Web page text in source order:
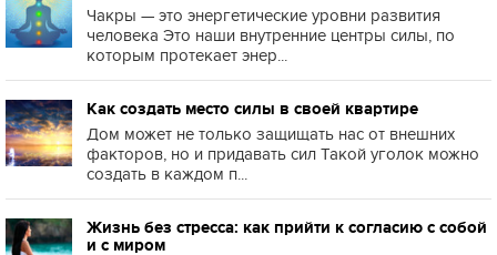
Чакры — это энергетические уровни развития
человека Это наши внутренние центры силы, по
которым протекает энер...
Как создать место силы в своей квартире
Дом может не только защищать нас от внешних
факторов, но и придавать сил Такой уголок можно
создать в каждом п...
Жизнь без стресса: как прийти к согласию с собой
и с миром